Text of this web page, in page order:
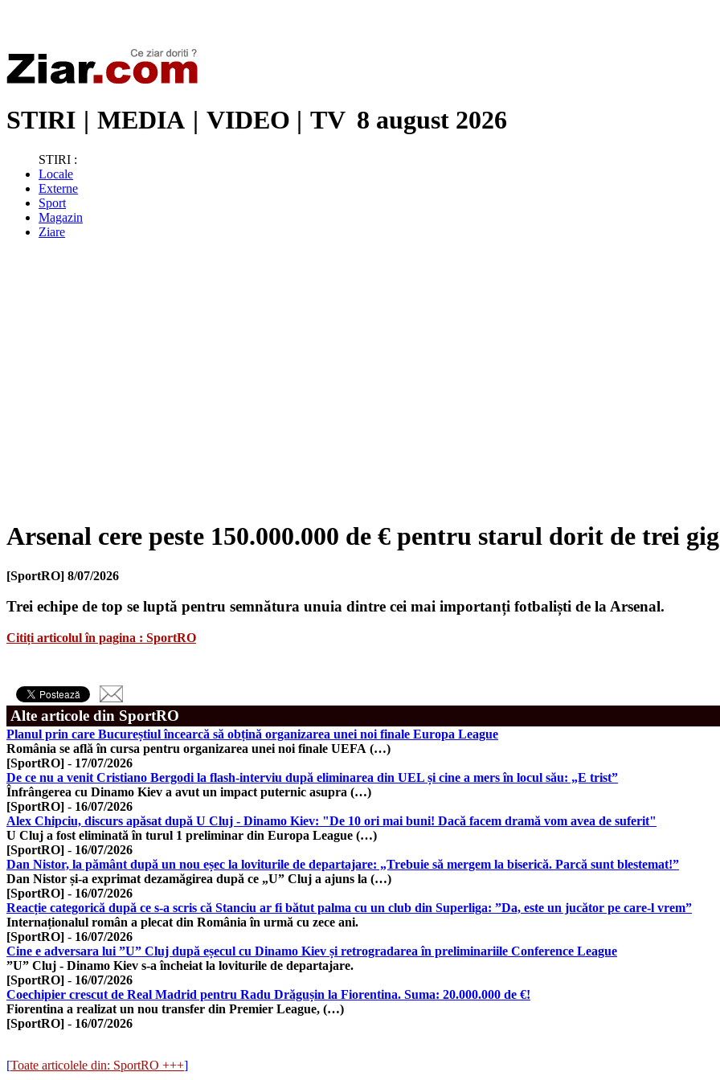
STIRI | MEDIA | VIDEO | TV 8 august 2026
STIRI :
Locale
Externe
Sport
Magazin
Ziare
Arsenal cere peste 150.000.000 de € pentru starul dorit de trei
[SportRO] 8/07/2026
Trei echipe de top se luptă pentru semnătura unuia dintre cei mai importanți fotbaliști de la Arsenal.
Citiți articolul în pagina : SportRO
Alte articole din SportRO
Planul prin care Bucureștiul încearcă să obțină organizarea unei noi finale Europa League
România se află în cursa pentru organizarea unei noi finale UEFA (…)
[SportRO] - 17/07/2026
De ce nu a venit Cristiano Bergodi la flash-interviu după eliminarea din UEL și cine a mers în locul său: „E trist”
Înfrângerea cu Dinamo Kiev a avut un impact puternic asupra (…)
[SportRO] - 16/07/2026
Alex Chipciu, discurs apăsat după U Cluj - Dinamo Kiev: "De 10 ori mai buni! Dacă facem dramă vom avea de suferit"
U Cluj a fost eliminată în turul 1 preliminar din Europa League (…)
[SportRO] - 16/07/2026
Dan Nistor, la pământ după un nou eșec la loviturile de departajare: „Trebuie să mergem la biserică. Parcă sunt blestemat!”
Dan Nistor și-a exprimat dezamăgirea după ce „U” Cluj a ajuns la (…)
[SportRO] - 16/07/2026
Reacție categorică după ce s-a scris că Stanciu ar fi bătut palma cu un club din Superliga: ”Da, este un jucător pe care-l vrem”
Internaționalul român a plecat din România în urmă cu zece ani.
[SportRO] - 16/07/2026
Cine e adversara lui ”U” Cluj după eșecul cu Dinamo Kiev și retrogradarea în preliminariile Conference League
”U” Cluj - Dinamo Kiev s-a încheiat la loviturile de departajare.
[SportRO] - 16/07/2026
Coechipier crescut de Real Madrid pentru Radu Drăgușin la Fiorentina. Suma: 20.000.000 de €!
Fiorentina a realizat un nou transfer din Premier League, (…)
[SportRO] - 16/07/2026
[Toate articolele din: SportRO +++]